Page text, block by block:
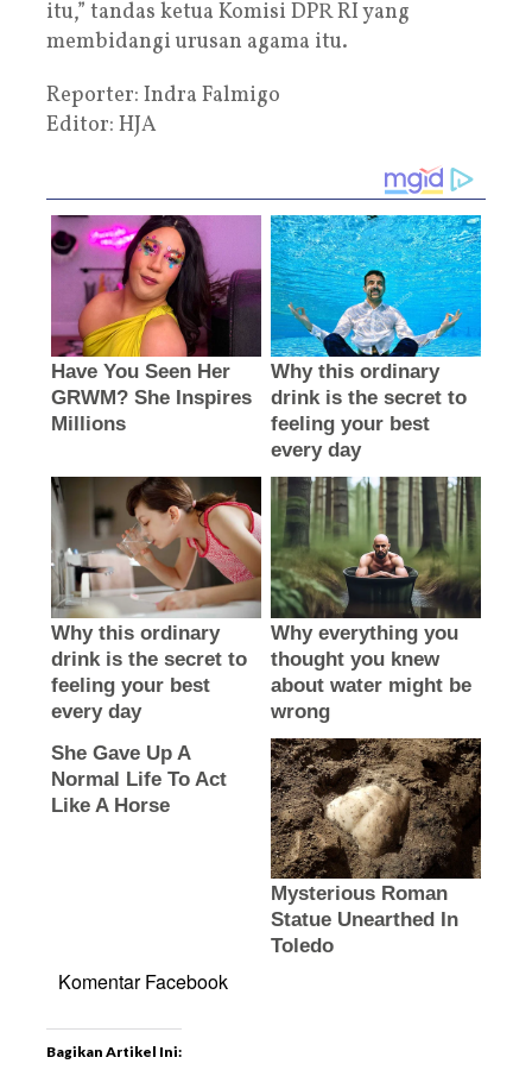
itu,” tandas ketua Komisi DPR RI yang
membidangi urusan agama itu.
Reporter: Indra Falmigo
Editor: HJA
Komentar Facebook
Bagikan Artikel Ini: